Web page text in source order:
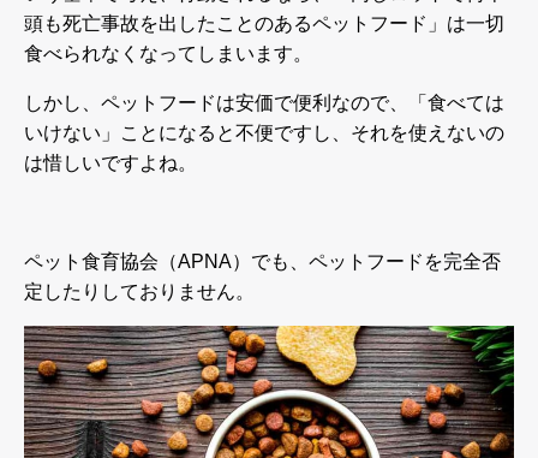
頭も死亡事故を出したことのあるペットフード」は一切
食べられなくなってしまいます。
しかし、ペットフードは安価で便利なので、「食べては
いけない」ことになると不便ですし、それを使えないの
は惜しいですよね。
ペット食育協会（APNA）でも、ペットフードを完全否
定したりしておりません。